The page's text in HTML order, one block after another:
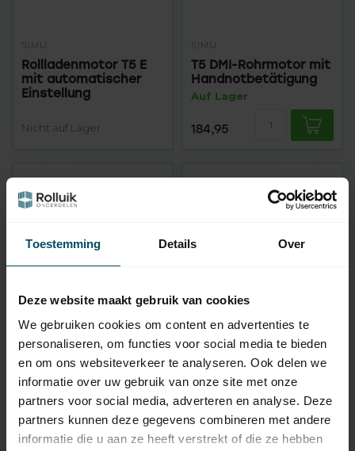
Toestemming Details Over
Deze website maakt gebruik van cookies
We gebruiken cookies om content en advertenties te
personaliseren, om functies voor social media te bieden
en om ons websiteverkeer te analyseren. Ook delen we
informatie over uw gebruik van onze site met onze
partners voor social media, adverteren en analyse. Deze
partners kunnen deze gegevens combineren met andere
informatie die u aan ze heeft verstrekt of die ze hebben
SIMU
Rollladenmotor T5 E
mit automatischer
Einstellung
Nicht auf Lager
SIMU
T5 DMI-Rohrmotor mit
Handnotbetätigung
Auf Lager
184,95
SIMU
Markisenmotor T5 E
SP mit automatischer
Einstellung und
189,95
SIMU
T5 Auto Hz Rohrmotor
mit integriertem
Empfänger und
Einstellung
Nicht auf Lager